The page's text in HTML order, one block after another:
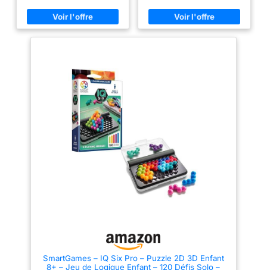
rectangulaire à l'intérieur du
coffret et diagonale à l'extérieur,
proposent des défis en 2D alors
que la grille ajourée au centre
Trois jeux en un pour ce coffret
compact idéal pour les
voyages. Un jeu casse-tête
pour des enfants et des adultes
! A partir de 6 ans. JEU
EDUCATIF : Ce jeu stimule les
compétences cognitives
suivantes : concentration,
intelligence spatiale, logique,
planification et résolution de
DIFFERENTS PUZZLES : Ce jeu
propose 6 puzzles différents
de 4 pièces chacun pour rendre
le montage intéressant et
résolution de problèmes, la
patience et la concentration
POUR ENFANTS : Ce coffret
convient aux enfants de 1 à 4
ans. Il contient 6 puzzles de 4
pièces chacun et les
instructions pour comprendre
SmartGames – IQ Six Pro – Puzzle 2D 3D Enfant
8+ – Jeu de Logique Enfant – 120 Défis Solo –